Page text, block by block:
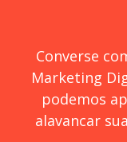
Converse
Marketing
podemos
alavancar